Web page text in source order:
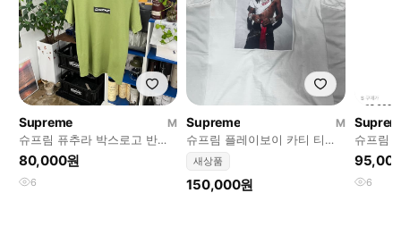
Supreme
M
슈프림 퓨추라 박스로고 반팔
티셔츠 M
80,000원
6
Supreme
M
슈프림 플레이보이 카티 티셔
츠 화이트
새상품
150,000원
슈프림
s
6